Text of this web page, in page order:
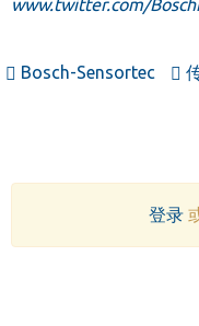
www.twitter.com/
Bosch-Sensortec
登录